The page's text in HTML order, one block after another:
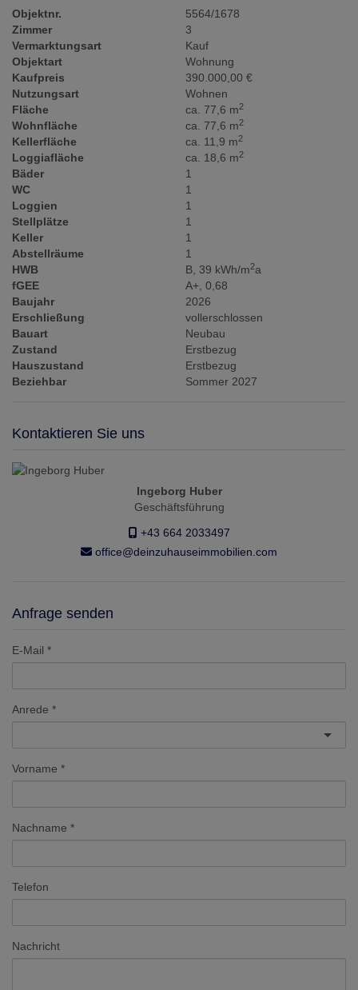
Objektnr.
5564/1678
Zimmer
3
Vermarktungsart
Kauf
Objektart
Wohnung
Kaufpreis
390.000,00 €
Nutzungsart
Wohnen
Fläche
ca. 77,6 m2
Wohnfläche ca. 77,6 m2
Kellerfläche ca. 11,9 m2
Loggiafläche ca. 18,6 m2
Bäder
1
WC
1
Loggien
1
Stellplätze
1
Keller
1
Abstellräume
1
HWB
B, 39 kWh/m2a
fGEE
A+, 0,68
Baujahr
2026
Erschließung
vollerschlossen
Bauart
Neubau
Zustand
Erstbezug
Hauszustand
Erstbezug
Beziehbar
Sommer 2027
Kontaktieren Sie uns
Ingeborg Huber
Geschäftsführung
+43 664 2033497
office@deinzuhauseimmobilien.com
Anfrage senden
E-Mail
Anrede
Vorname
Nachname
Telefon
Nachricht